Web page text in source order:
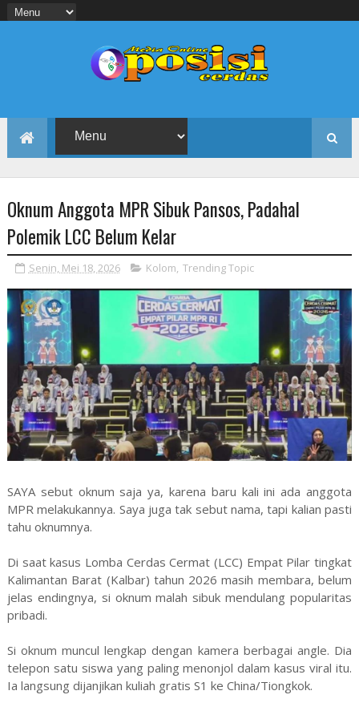
Oknum Anggota MPR Sibuk Pansos, Padahal
Polemik LCC Belum Kelar
Senin, Mei 18, 2026 Kolom, Trending Topic
SAYA sebut oknum saja ya, karena baru kali ini ada anggota
MPR melakukannya. Saya juga tak sebut nama, tapi kalian pasti
tahu oknumnya.
Di saat kasus Lomba Cerdas Cermat (LCC) Empat Pilar tingkat
Kalimantan Barat (Kalbar) tahun 2026 masih membara, belum
jelas endingnya, si oknum malah sibuk mendulang popularitas
pribadi.
Si oknum muncul lengkap dengan kamera berbagai angle. Dia
telepon satu siswa yang paling menonjol dalam kasus viral itu.
Ia langsung dijanjikan kuliah gratis S1 ke China/Tiongkok.